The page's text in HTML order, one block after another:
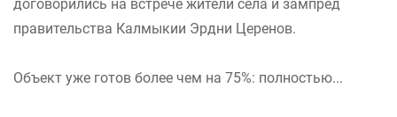
договорились на встрече жители села и зампред
правительства Калмыкии Эрдни Церенов.
Объект уже готов более чем на 75%: полностью...